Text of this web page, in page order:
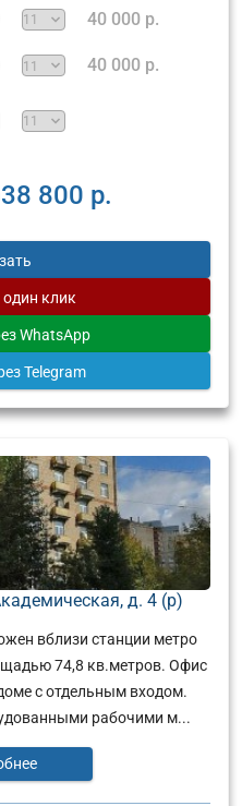
40 000 р.
40 000 р.
38 800 р.
один клик
WhatsApp
Telegram
д. 4 (р)
вблизи станции метро
74,8 кв.метров. Офис
с отдельным входом.
рабочими м...